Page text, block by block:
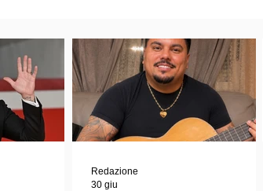
Redazione
30 giu